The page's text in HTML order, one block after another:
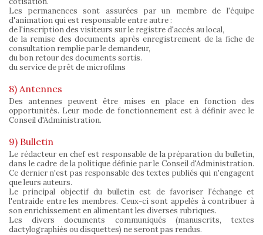
Les permanences sont assurées par un membre de l'équipe
d'animation qui est responsable entre autre :
de l'inscription des visiteurs sur le registre d'accès au local,
de la remise des documents après enregistrement de la fiche de
consultation remplie par le demandeur,
du bon retour des documents sortis.
du service de prêt de microfilms
8) Antennes
Des antennes peuvent être mises en place en fonction des
opportunités. Leur mode de fonctionnement est à définir avec le
Conseil d'Administration.
9) Bulletin
Le rédacteur en chef est responsable de la préparation du bulletin,
dans le cadre de la politique définie par le Conseil d'Administration.
Ce dernier n'est pas responsable des textes publiés qui n'engagent
que leurs auteurs.
Le principal objectif du bulletin est de favoriser l'échange et
l'entraide entre les membres. Ceux-ci sont appelés à contribuer à
son enrichissement en alimentant les diverses rubriques.
Les divers documents communiqués (manuscrits, textes
dactylographiés ou disquettes) ne seront pas rendus.